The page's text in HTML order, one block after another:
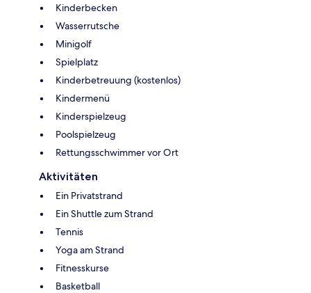
Kinderbecken
Wasserrutsche
Minigolf
Spielplatz
Kinderbetreuung (kostenlos)
Kindermenü
Kinderspielzeug
Poolspielzeug
Rettungsschwimmer vor Ort
Aktivitäten
Ein Privatstrand
Ein Shuttle zum Strand
Tennis
Yoga am Strand
Fitnesskurse
Basketball